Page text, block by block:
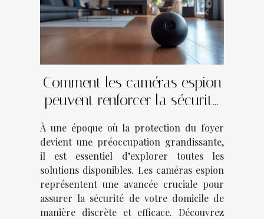
Comment les caméras espion
peuvent renforcer la sécurité
À une époque où la protection du foyer
devient une préoccupation grandissante,
il est essentiel d’explorer toutes les
solutions disponibles. Les caméras espion
représentent une avancée cruciale pour
assurer la sécurité de votre domicile de
manière discrète et efficace. Découvrez